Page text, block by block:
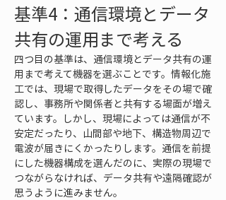
基準4：通信環境とデータ
共有の運用まで考える
四つ目の基準は、通信環境とデータ共有の運
用まで考えて機器を選ぶことです。情報化施
工では、現場で取得したデータをその場で確
認し、事務所や関係者と共有する場面が増え
ています。しかし、現場によっては通信が不
安定だったり、山間部や地下、構造物周辺で
電波が届きにくかったりします。通信を前提
にした機器構成を選んだのに、実際の現場で
つながらなければ、データ共有や遠隔確認が
思うように進みません。